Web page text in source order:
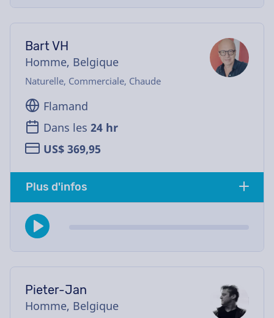
Bart VH
Homme, Belgique
Naturelle, Commerciale, Chaude
Flamand
Dans les 24 hr
US$ 369,95
Plus d'infos
Pieter-Jan
Homme, Belgique